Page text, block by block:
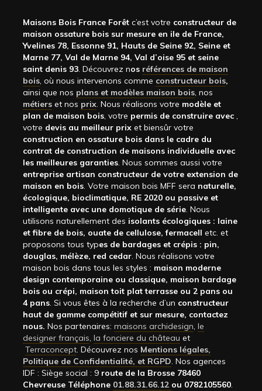
Maisons Bois France Forêt c’est votre constructeur de
maison ossature bois sur mesure en ile de France,
Yvelines 78, Essonne 91, Hauts de Seine 92, Seine et
Marne 77, Val de Marne 94, Val d’oise 95 et seine
saint denis 93. Découvrez nos références de maison
bois, où nous intervenons comme constructeur bois,
ainsi que nos plans et modèles maison bois, nos
métiers et nos prix. Nous réalisons votre modèle et
plan de maison bois, votre permis de construire avec ,
votre devis au meilleur prix et biensûr votre
construction en ossature bois dans le cadre du
contrat de construction de maisons individuelle avec
les meilleures garanties. Nous sommes aussi votre
entreprise artisan constructeur de votre extension de
maison en bois. Votre maison bois MFF sera naturelle,
écologique, bioclimatique, RE 2020 ou passive et
intelligente avec une domotique de série. Nous
utilisons naturellement des isolants écologiques : laine
et fibre de bois, ouate de cellulose, fermacell etc. et
proposons tous types de bardages et crépis : pin,
douglas, mélèze, red cedar. Nous réalisons votre
maison bois dans tous les styles : maison moderne
design contemporaine ou classique, maison bardage
bois ou crépi, maison toit plat terrasse ou 2 pans ou
4 pans. Si vous êtes à la recherche d’un constructeur
haut de gamme compétitif et sur mesure, contactez
nous. Nos partenaires: maisons archidesign, le
designer français, la fonciere du château et
Terraconcept. Découvrez nos Mentions légales,
Politique de Confidentialité, et RGPD. Nos agences
IDF : Siège social : 9 route de la Brosse 78460
Chevreuse Téléphone 01.88.31.66.12 ou 0782105560.